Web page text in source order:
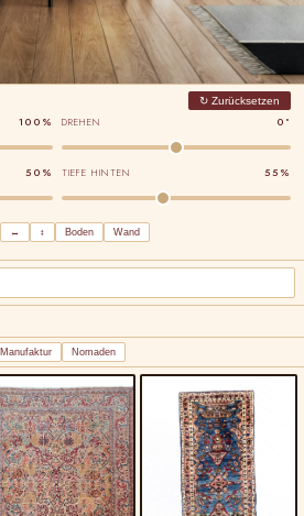
↻ Zurücksetzen
100% DREHEN 0°
50% TIEFE HINTEN 55%
↔ ↕ Boden Wand
Manufaktur Nomaden